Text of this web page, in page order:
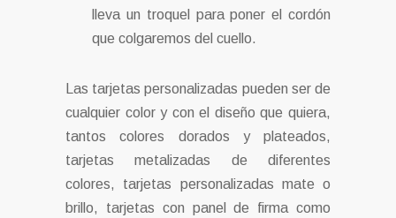
lleva un troquel para poner el cordón
que colgaremos del cuello.
Las tarjetas personalizadas pueden ser de
cualquier color y con el diseño que quiera,
tantos colores dorados y plateados,
tarjetas metalizadas de diferentes
colores, tarjetas personalizadas mate o
brillo, tarjetas con panel de firma como